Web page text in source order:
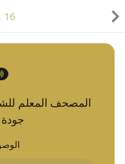
المصحف المعلم
جودة
16